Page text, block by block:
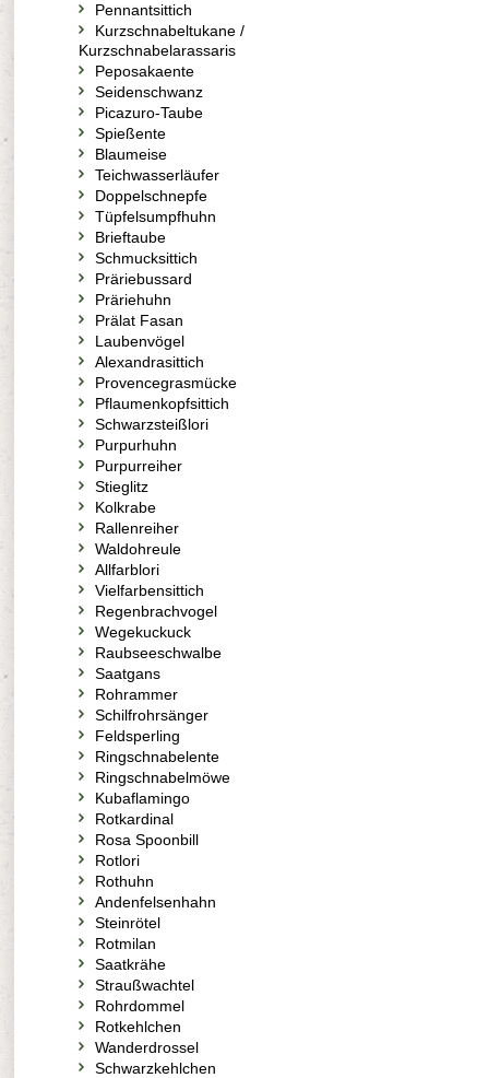
Pennantsittich
Kurzschnabeltukane /
Kurzschnabelarassaris
Peposakaente
Seidenschwanz
Picazuro-Taube
Spießente
Blaumeise
Teichwasserläufer
Doppelschnepfe
Tüpfelsumpfhuhn
Brieftaube
Schmucksittich
Präriebussard
Präriehuhn
Prälat Fasan
Laubenvögel
Alexandrasittich
Provencegrasmücke
Pflaumenkopfsittich
Schwarzsteißlori
Purpurhuhn
Purpurreiher
Stieglitz
Kolkrabe
Rallenreiher
Waldohreule
Allfarblori
Vielfarbensittich
Regenbrachvogel
Wegekuckuck
Raubseeschwalbe
Saatgans
Rohrammer
Schilfrohrsänger
Feldsperling
Ringschnabelente
Ringschnabelmöwe
Kubaflamingo
Rotkardinal
Rosa Spoonbill
Rotlori
Rothuhn
Andenfelsenhahn
Steinrötel
Rotmilan
Saatkrähe
Straußwachtel
Rohrdommel
Rotkehlchen
Wanderdrossel
Schwarzkehlchen